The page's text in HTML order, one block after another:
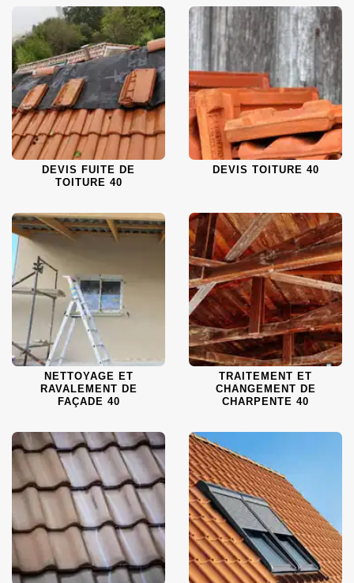
DEVIS FUITE DE
TOITURE 40
DEVIS TOITURE 40
NETTOYAGE ET
RAVALEMENT DE
FAÇADE 40
TRAITEMENT ET
CHANGEMENT DE
CHARPENTE 40